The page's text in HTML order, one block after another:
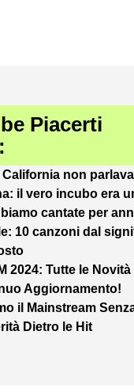
Piacerti
California non
il vero incubo era
cantate per
10 canzoni dal
2024: Tutte le Novità
Aggiornamento!
il Mainstream
Dietro le Hit